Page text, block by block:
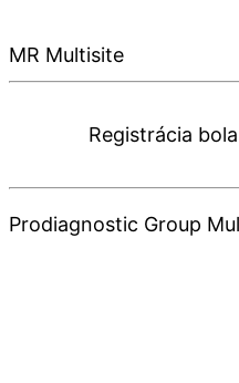
MR Multisite
Registrácia
Prodiagnostic Group